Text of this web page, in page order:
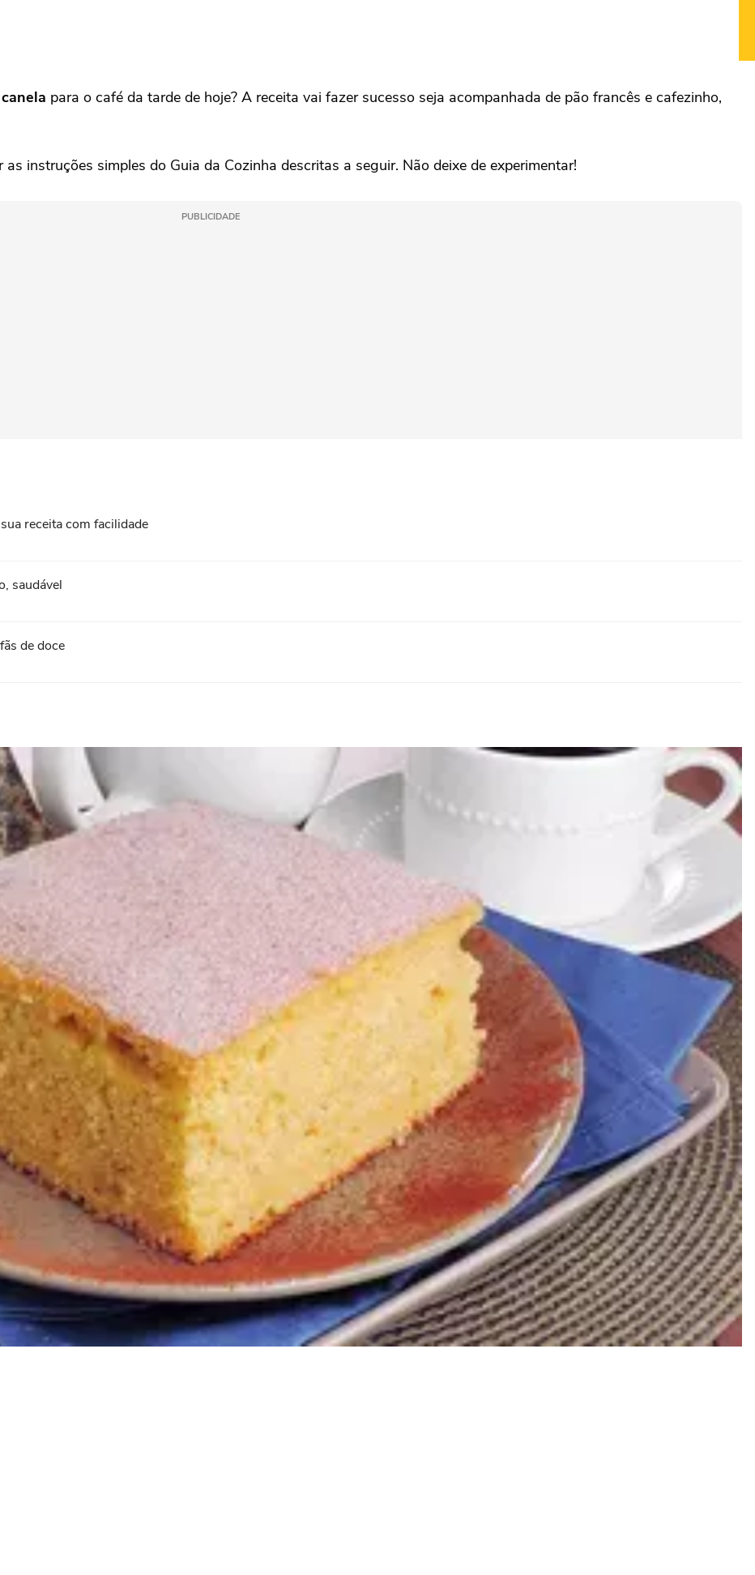
para o café da tarde de hoje? A receita vai fazer sucesso seja acompanhada de pão francês e cafezinho,
instruções simples do Guia da Cozinha descritas a seguir. Não deixe de experimentar!
PUBLICIDADE
receita com facilidade
saudável
de doce